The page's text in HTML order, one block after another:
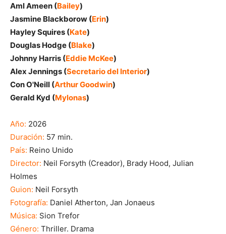
Aml Ameen (Bailey)
Jasmine Blackborow (Erin)
Hayley Squires (Kate)
Douglas Hodge (Blake)
Johnny Harris (Eddie McKee)
Alex Jennings (Secretario del Interior)
Con O'Neill (Arthur Goodwin)
Gerald Kyd (Mylonas)
Año: 2026
Duración: 57 min.
País: Reino Unido
Director: Neil Forsyth (Creador), Brady Hood, Julian
Holmes
Guion: Neil Forsyth
Fotografía: Daniel Atherton, Jan Jonaeus
Música: Sion Trefor
Género: Thriller. Drama